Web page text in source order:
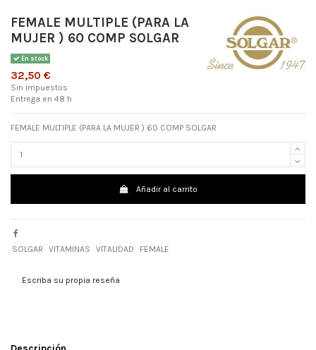
FEMALE MULTIPLE (PARA LA
MUJER ) 60 COMP SOLGAR
En stock
32,50 €
Sin impuestos
Entrega en 48 h
FEMALE MULTIPLE (PARA LA MUJER ) 60 COMP SOLGAR
Añadir al carrito
SOLGAR VITAMINAS VITALIDAD FEMALE
Escriba su propia reseña